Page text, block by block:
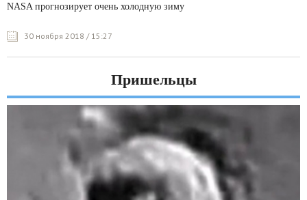
NASA прогнозирует очень холодную зиму
30 ноября 2018 / 15:27
Пришельцы